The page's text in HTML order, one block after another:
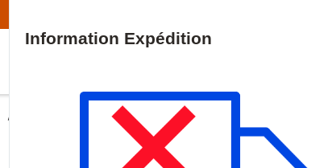
le mardi 11 août. Information |
/